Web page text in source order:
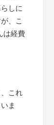
しに
、こ
は経費
これ
ま